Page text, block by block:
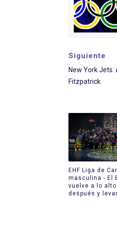
Siguiente
New York Jets:
Fitzpatrick
EHF Liga de
masculina - El
vuelve a lo
después y